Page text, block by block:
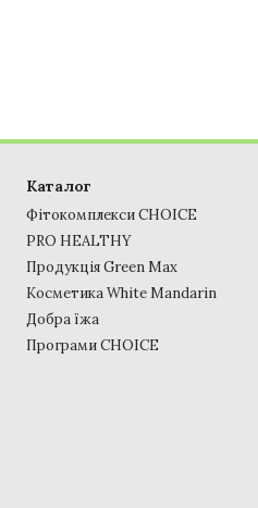
Каталог
Фітокомплекси CHOICE
PRO HEALTHY
Продукція Green Max
Косметика White Mandarin
Добра їжа
Програми CHOICE